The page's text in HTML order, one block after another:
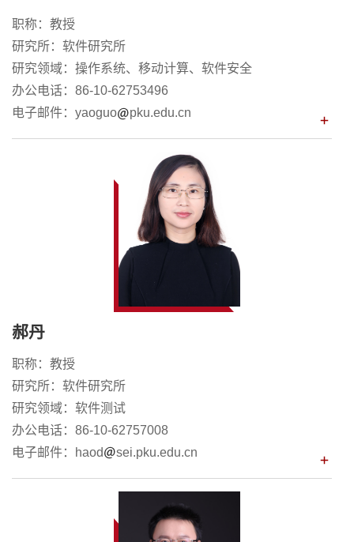
职称：教授
研究所：软件研究所
研究领域：操作系统、移动计算、软件安全
办公电话：86-10-62753496
电子邮件：yaoguo
pku.edu.cn
郝丹
职称：教授
研究所：软件研究所
研究领域：软件测试
办公电话：86-10-62757008
电子邮件：haod
sei.pku.edu.cn